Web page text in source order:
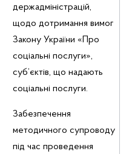
держадміністрацій,
щодо дотримання вимог
Закону України «Про
соціальні послуги»,
суб’єктів, що надають
соціальні послуги.
Забезпечення
методичного супроводу
під час проведення